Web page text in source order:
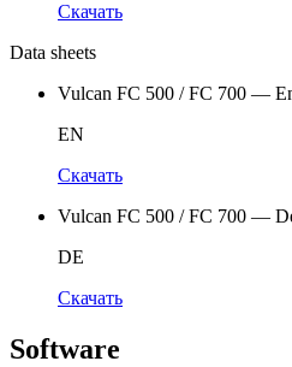
Скачать
Data sheets
Vulcan FC 500 / FC 700 —
EN
Скачать
Vulcan FC 500 / FC 700 —
DE
Скачать
Software